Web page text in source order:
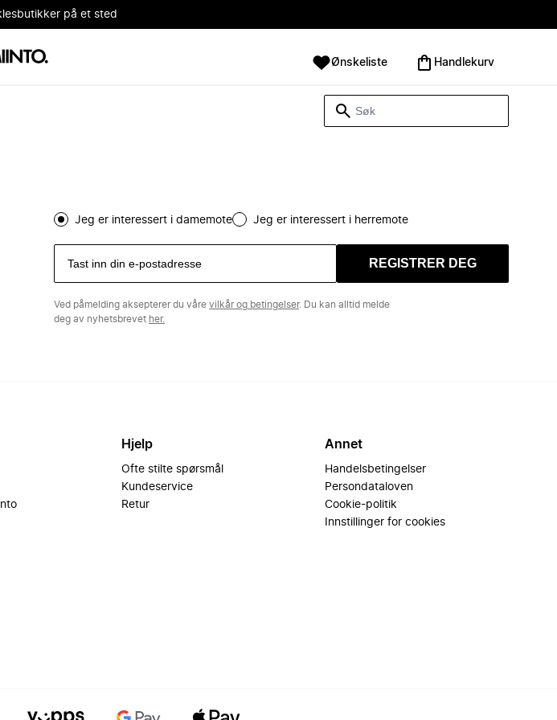
på et sted
Ønskeliste Handlekurv
Jeg er interessert i damemote Jeg er interessert i herremote
REGISTRER DEG
Ved påmelding aksepterer du våre vilkår og betingelser. Du kan alltid melde
deg av nyhetsbrevet her.
Hjelp
Ofte stilte spørsmål
Kundeservice
Retur
Annet
Handelsbetingelser
Persondataloven
Cookie-politik
Innstillinger for cookies